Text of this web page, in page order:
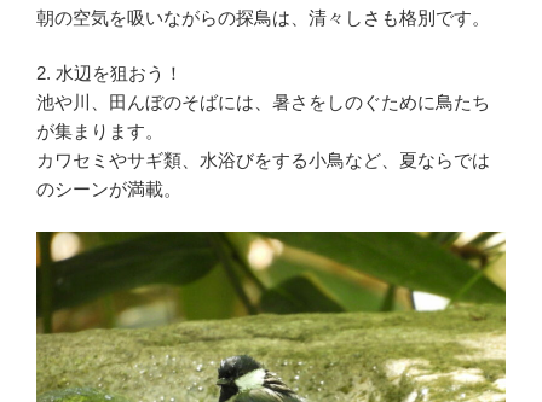
朝の空気を吸いながらの探鳥は、清々しさも格別です。
2. 水辺を狙おう！
池や川、田んぼのそばには、暑さをしのぐために鳥たち
が集まります。
カワセミやサギ類、水浴びをする小鳥など、夏ならでは
のシーンが満載。